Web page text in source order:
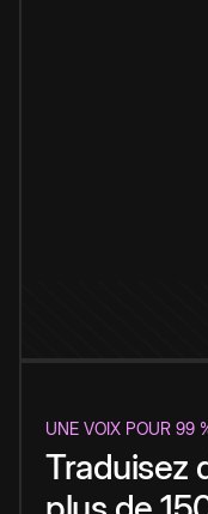
UNE VOIX POUR 99
Traduisez